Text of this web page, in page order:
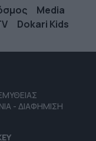
Media
Dokari Kids
- ΔΙΑΦΗΜΙΣΗ